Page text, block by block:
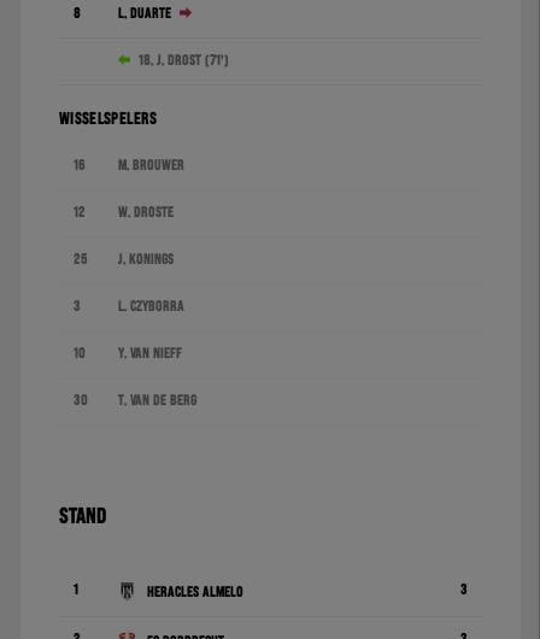
8 L. Duarte
18. J. Drost (71')
WISSELSPELERS
16 M. Brouwer
12 W. Droste
25 J. Konings
3 L. Czyborra
10 Y. van Nieff
30 T. van de Berg
STAND
1 Heracles Almelo 3